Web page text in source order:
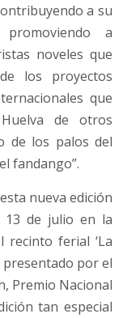
a su
a
noveles que
los proyectos
que
de otros
de los palos del
fandango”.
nueva edición
13 de julio en la
recinto ferial ‘La
presentado por el
Premio Nacional
tan especial